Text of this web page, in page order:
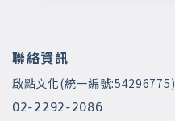
聯絡資訊
啟點文化(統一編號:54296775)
02-2292-2086